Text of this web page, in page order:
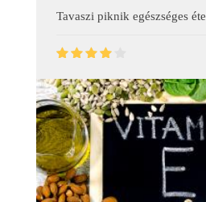
Tavaszi piknik egészséges